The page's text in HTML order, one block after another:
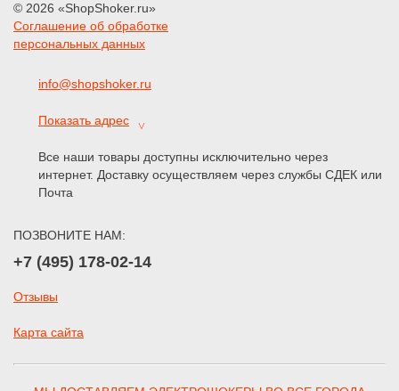
© 2026 «ShopShoker.ru»
Соглашение об обработке
персональных данных
info@shopshoker.ru
Показать адрес ˅
Все наши товары доступны исключительно через
интернет. Доставку осуществляем через службы СДЕК или
Почта
ПОЗВОНИТЕ НАМ:
+7 (495) 178-02-14
Отзывы
Карта сайта